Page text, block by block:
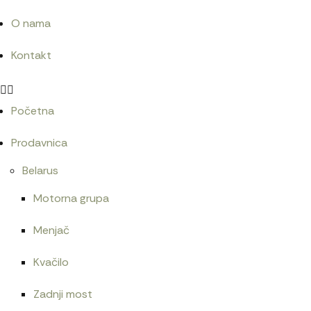
O nama
Kontakt
Početna
Prodavnica
Belarus
Motorna grupa
Menjač
Kvačilo
Zadnji most